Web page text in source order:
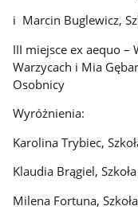
i Marcin Buglewicz,
III miejsce ex aequo –
Warzycach i Mia
Osobnicy
Wyróżnienia:
Karolina Trybiec,
Klaudia Brągiel,
Milena Fortuna,